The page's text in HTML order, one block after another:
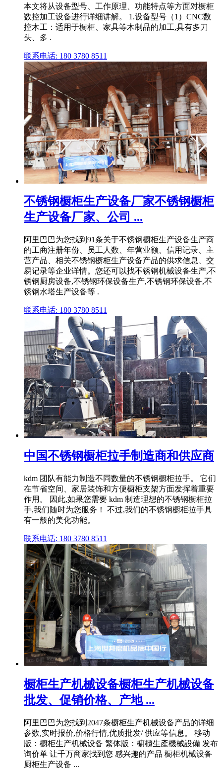
本文将从设备型号、工作原理、功能特点等方面对橱柜
数控加工设备进行详细讲解。 1.设备型号（1）CNC数
控木工：适用于橱柜、家具等木制品的加工,具有多刀
头、多 .
联系电话: 180 3780 8511
不锈钢橱柜生产设备厂家不锈钢橱柜
生产设备厂家、公司 ...
阿里巴巴为您找到91条关于不锈钢橱柜生产设备生产商
的工商注册年份、员工人数、年营业额、信用记录、主
营产品、相关不锈钢橱柜生产设备产品的供求信息、交
易记录等企业详情。您还可以找不锈钢机械设备生产,不
锈钢厨房设备,不锈钢环保设备生产,不锈钢环保设备,不
锈钢水塔生产设备等 .
联系电话: 180 3780 8511
中国不锈钢橱柜拉手制造商和供应商
kdm 团队有能力制造不同数量的不锈钢橱柜拉手。 它们
在节省空间、家居装饰和方便橱柜支架方面发挥着重要
作用。 因此,如果您需要 kdm 制造理想的不锈钢橱柜拉
手,我们随时为您服务！ 不过,我们的不锈钢橱柜拉手具
有一般的美化功能。
联系电话: 180 3780 8511
橱柜生产机械设备橱柜生产机械设备
批发、促销价格、产地 ...
阿里巴巴为您找到2047条橱柜生产机械设备产品的详细
参数,实时报价,价格行情,优质批发/ 供应等信息。 移动
版：橱柜生产机械设备 繁体版：櫥櫃生產機械設備 发布
询价单 让千万商家找到您 感兴趣的产品 橱柜机械设备
厨柜生产设备 ...